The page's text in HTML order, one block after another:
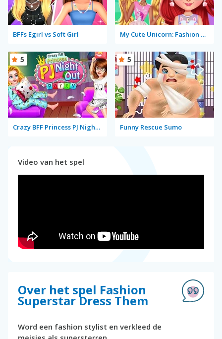
BFFs Egirl vs Soft Girl My Cute Unicorn: Fashion Dress Up
Crazy BFF Princess PJ Night Out Party
5
Funny Rescue Sumo
5
Video van het spel
Over het spel Fashion
Superstar Dress Them
Word een fashion stylist en verkleed de